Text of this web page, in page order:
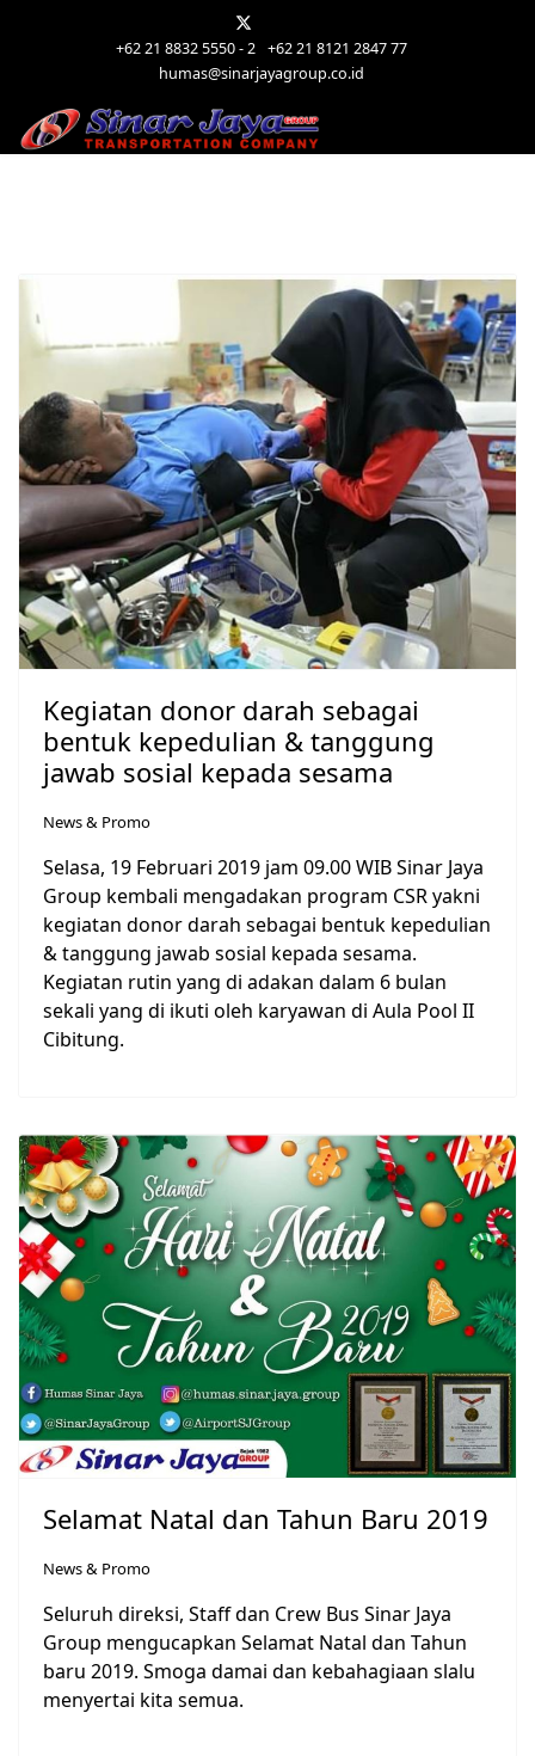
+62 21 8832 5550 - 2 +62 21 8121 2847 77
humas@sinarjayagroup.co.id
Kegiatan donor darah sebagai
bentuk kepedulian & tanggung
jawab sosial kepada sesama
News & Promo
Selasa, 19 Februari 2019 jam 09.00 WIB Sinar Jaya
Group kembali mengadakan program CSR yakni
kegiatan donor darah sebagai bentuk kepedulian
& tanggung jawab sosial kepada sesama.
Kegiatan rutin yang di adakan dalam 6 bulan
sekali yang di ikuti oleh karyawan di Aula Pool II
Cibitung.
Selamat Natal dan Tahun Baru 2019
News & Promo
Seluruh direksi, Staff dan Crew Bus Sinar Jaya
Group mengucapkan Selamat Natal dan Tahun
baru 2019. Smoga damai dan kebahagiaan slalu
menyertai kita semua.